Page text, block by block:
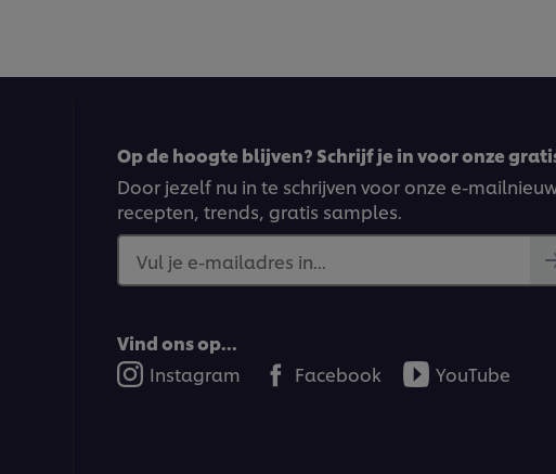
Op de hoogte blijven? Schrijf je in voor onze
Door jezelf nu in te schrijven voor onze e-
recepten, trends, gratis samples.
Vul je e-mailadres in...
Vind ons op...
Instagram
Facebook YouTube